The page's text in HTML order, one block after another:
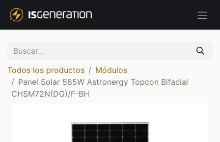
Todos los productos
Módulos
Panel Solar 585W Astronergy Topcon Bifacial
CHSM72N(DG)/F-BH